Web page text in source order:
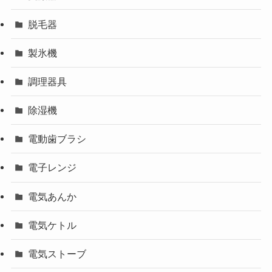
脱毛器
製氷機
調理器具
除湿機
電動歯ブラシ
電子レンジ
電気あんか
電気ケトル
電気ストーブ